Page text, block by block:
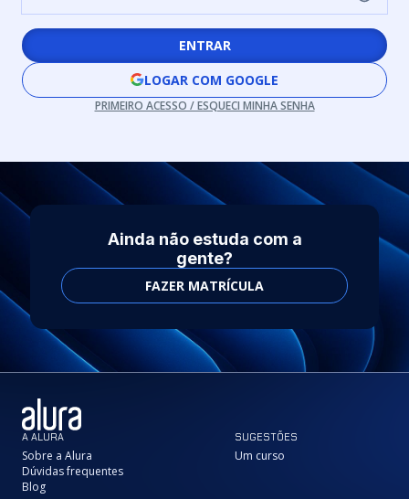
ENTRAR
LOGAR COM GOOGLE
PRIMEIRO ACESSO / ESQUECI MINHA SENHA
Ainda não estuda com a
gente?
FAZER MATRÍCULA
A ALURA
Sobre a Alura
Dúvidas frequentes
Blog
SUGESTÕES
Um curso